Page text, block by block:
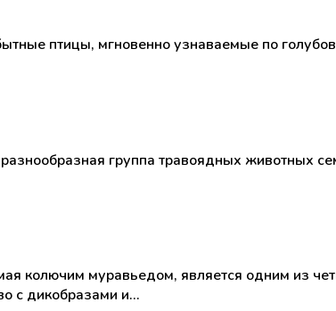
птицы, мгновенно узнаваемые по
группа травоядных животных
колючим муравьедом, является одним из
с дикобразами и…